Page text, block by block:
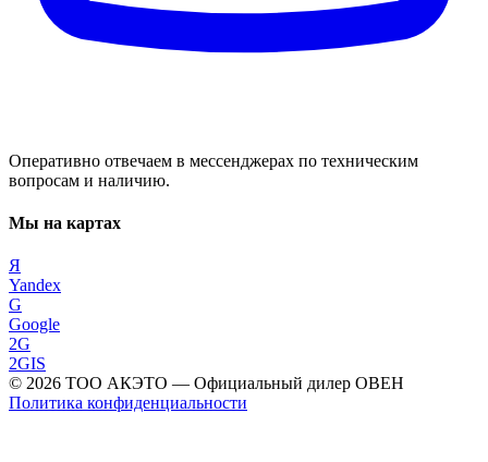
Оперативно отвечаем в мессенджерах по техническим
вопросам и наличию.
Мы на картах
Я
Yandex
G
Google
2G
2GIS
© 2026 ТОО АКЭТО — Официальный дилер ОВЕН
Политика конфиденциальности